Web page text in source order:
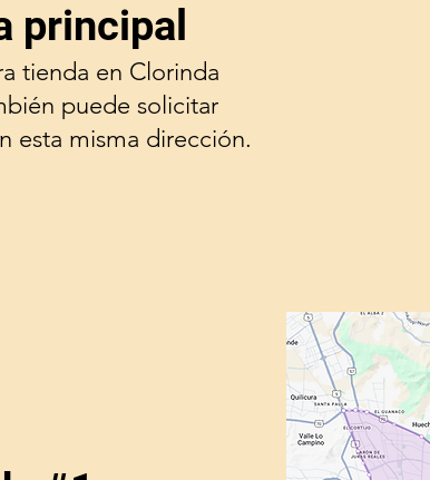
principal
tienda en Clorinda
puede solicitar
esta misma dirección.